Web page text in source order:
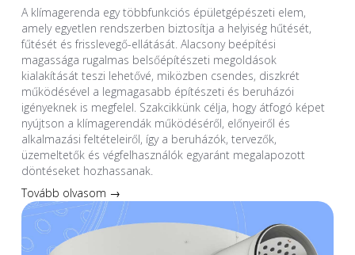
A klímagerenda egy többfunkciós épületgépészeti elem,
amely egyetlen rendszerben biztosítja a helyiség hűtését,
fűtését és frisslevegő-ellátását. Alacsony beépítési
magassága rugalmas belsőépítészeti megoldások
kialakítását teszi lehetővé, miközben csendes, diszkrét
működésével a legmagasabb építészeti és beruházói
igényeknek is megfelel. Szakcikkünk célja, hogy átfogó képet
nyújtson a klímagerendák működéséről, előnyeiről és
alkalmazási feltételeiről, így a beruházók, tervezők,
üzemeltetők és végfelhasználók egyaránt megalapozott
döntéseket hozhassanak.
Tovább olvasom →